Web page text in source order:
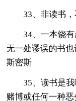
33、非读书
34、一本饶
无一处谬误的书
斯密斯
35、读书是
赌博或任何一种